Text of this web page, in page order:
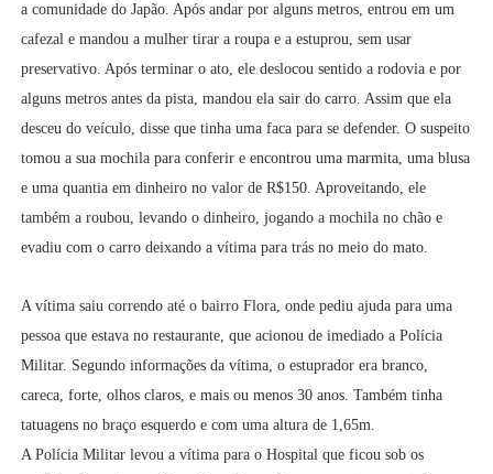
a comunidade do Japão. Após andar por alguns metros, entrou em um
cafezal e mandou a mulher tirar a roupa e a estuprou, sem usar
preservativo. Após terminar o ato, ele deslocou sentido a rodovia e por
alguns metros antes da pista, mandou ela sair do carro. Assim que ela
desceu do veículo, disse que tinha uma faca para se defender. O suspeito
tomou a sua mochila para conferir e encontrou uma marmita, uma blusa
e uma quantia em dinheirono valor de R$150. Aproveitando, ele
também a roubou, levando o dinheiro, jogando a mochila no chão e
evadiu com o carro deixando a vítima para trás no meio do mato.
A vítima saiu correndo até o bairro Flora, onde pediu ajuda para uma
pessoa que estava no restaurante, que acionou de imediado a Polícia
Militar. Segundo informações da vítima, o estuprador era branco,
careca, forte, olhos claros, e mais ou menos 30 anos. Também tinha
tatuagens no braço esquerdo e com uma altura de 1,65m.
A Polícia Militar levou a vítima para o Hospital que ficou sob os